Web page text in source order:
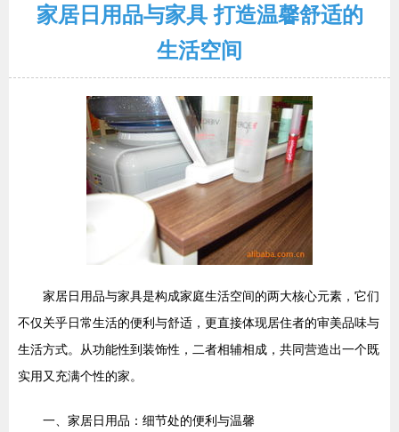
家居日用品与家具 打造温馨舒适的
生活空间
家居日用品与家具是构成家庭生活空间的两大核心元素，它们
不仅关乎日常生活的便利与舒适，更直接体现居住者的审美品味与
生活方式。从功能性到装饰性，二者相辅相成，共同营造出一个既
实用又充满个性的家。
一、家居日用品：细节处的便利与温馨